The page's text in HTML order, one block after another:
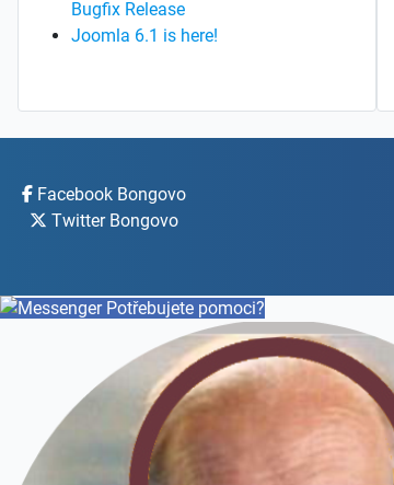
Bugfix Release
Joomla 6.1 is here!
Facebook Bongovo
Twitter Bongovo
Potřebujete pomoci?